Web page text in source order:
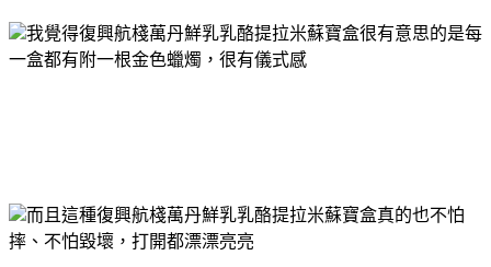
我覺得復興航棧萬丹鮮乳乳酪提拉米蘇寶盒很有意思的是每
一盒都有附一根金色蠟燭，很有儀式感
而且這種復興航棧萬丹鮮乳乳酪提拉米蘇寶盒真的也不怕
摔、不怕毀壞，打開都漂漂亮亮